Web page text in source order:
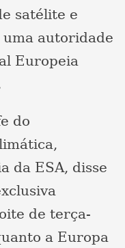
satélite e
autoridade
Europeia
do
da ESA, disse
de terça-
a Europa